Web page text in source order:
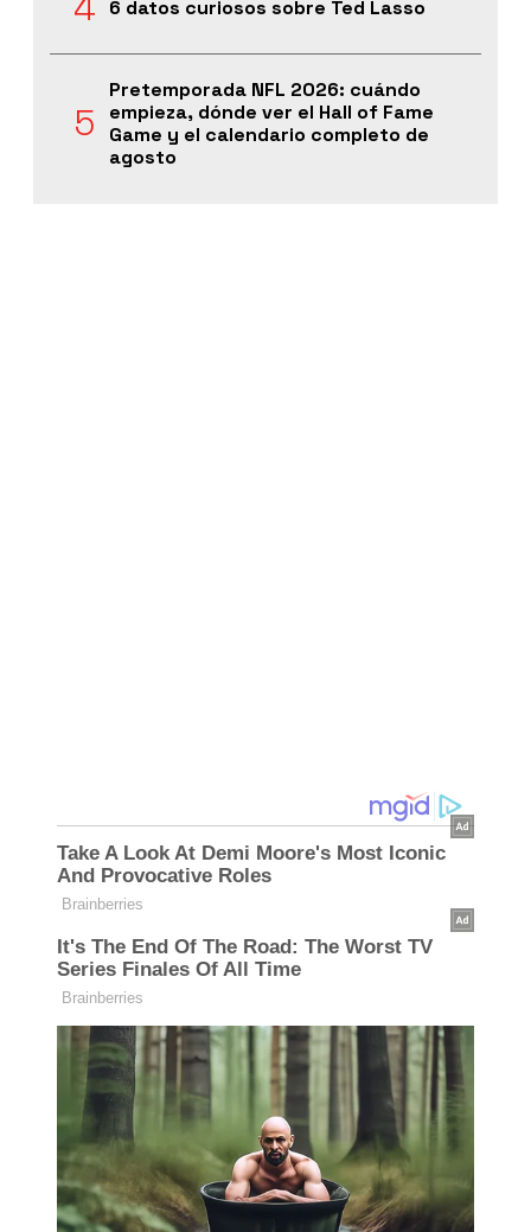
6 datos curiosos sobre Ted Lasso
Pretemporada NFL 2026: cuándo
empieza, dónde ver el Hall of Fame
Game y el calendario completo de
agosto